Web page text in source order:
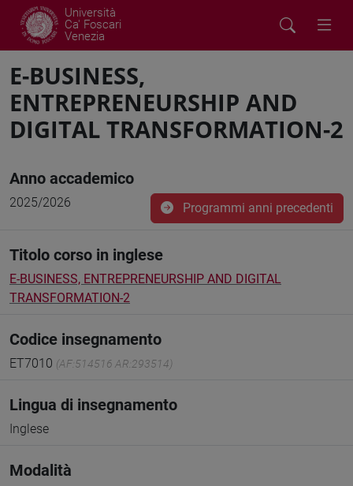
Università
Ca' Foscari
Venezia
E-BUSINESS,
ENTREPRENEURSHIP AND
DIGITAL TRANSFORMATION-2
Anno accademico
2025/2026 Programmi anni precedenti
Titolo corso in inglese
E-BUSINESS, ENTREPRENEURSHIP AND DIGITAL
TRANSFORMATION-2
Codice insegnamento
ET7010 (AF:514516 AR:293514)
Lingua di insegnamento
Inglese
Modalità